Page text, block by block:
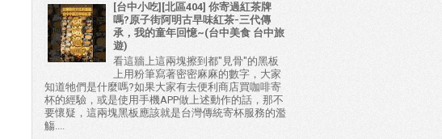
[台中小吃][北區404] 你寄過紅茶牌
嗎?原子街阿明古早味紅茶-三代傳
承，我的童年回憶~(台中美食 台中旅
遊)
看這牆上這兩塊擦到都"見骨"的黑板
上用粉筆寫著密密麻麻的數字，大家
知道牠們是什麼嗎?如果大家有去便利商店買咖啡寄
杯的經驗，或是使用手機APP做上述動作的話，那不
要懷疑，這兩塊黑板應該就是台灣傳統寄杯服務的濫
觴....